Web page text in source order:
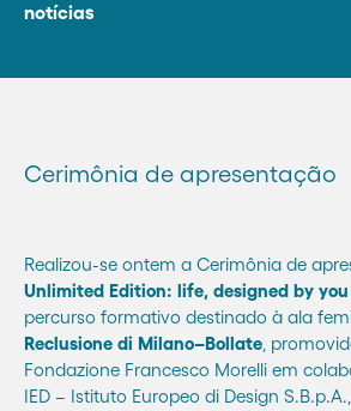
notícias
Cerimônia de apresentação
Realizou-se ontem a Cerimônia de
Unlimited Edition: life, designed by you
percurso formativo destinado à ala
Reclusione di Milano–Bollate ,
Fondazione Francesco Morelli em
IED – Istituto Europeo di Design